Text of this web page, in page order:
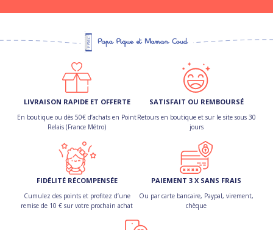
LIVRAISON RAPIDE ET OFFERTE
En boutique ou dès 50€ d’achats en Point
Relais (France Métro)
SATISFAIT OU REMBOURSÉ
Retours en boutique et sur le site sous 30
jours
FIDÉLITÉ RÉCOMPENSÉE
Cumulez des points et profitez d’une
remise de 10 € sur votre prochain achat
PAIEMENT 3 X SANS FRAIS
Ou par carte bancaire, Paypal, virement,
chèque